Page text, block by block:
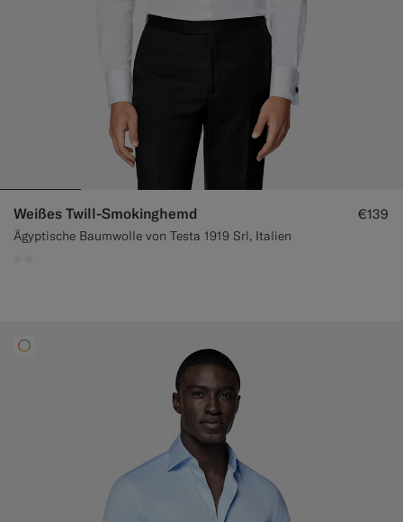
Weißes Twill-Smokinghemd
Ägyptische Baumwolle von Testa 1919 Srl, Italien
€139